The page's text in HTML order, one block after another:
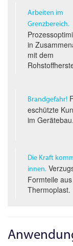
Arbeiten im
Grenzbereich.
in
mit dem
Brandgefahr!
eschützte
im Gerätebau.
Die Kraft
innen.
Formteile aus
Thermoplast.